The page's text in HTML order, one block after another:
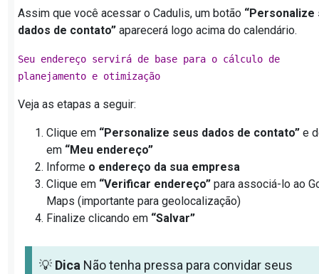
Assim que você acessar o Cadulis, um botão “Personalize
dados de contato” aparecerá logo acima do calendário.
Seu endereço servirá de base para o cálculo de
planejamento e otimização
Veja as etapas a seguir:
Clique em “Personalize seus dados de contato” e
em “Meu endereço”
Informe o endereço da sua empresa
Clique em “Verificar endereço” para associá-lo ao
Maps (importante para geolocalização)
Finalize clicando em “Salvar”
💡 Dica Não tenha pressa para convidar seus